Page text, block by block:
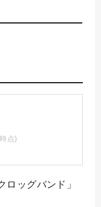
点)
ロッグバンド」